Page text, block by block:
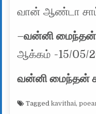
வான் ஆண்டா
–வன்னி மைந்தன்
ஆக்கம் -15/05/
வன்னி மைந்தன்
Taggedkavithai,